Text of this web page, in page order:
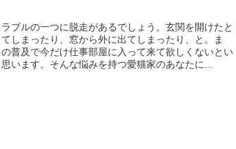
ブルの一つに脱走があるでしょう。玄関を開けたと
しまったり、窓から外に出てしまったり、と。ま
普及で今だけ仕事部屋に入って来て欲しくないとい
います。そんな悩みを持つ愛猫家のあなたに...